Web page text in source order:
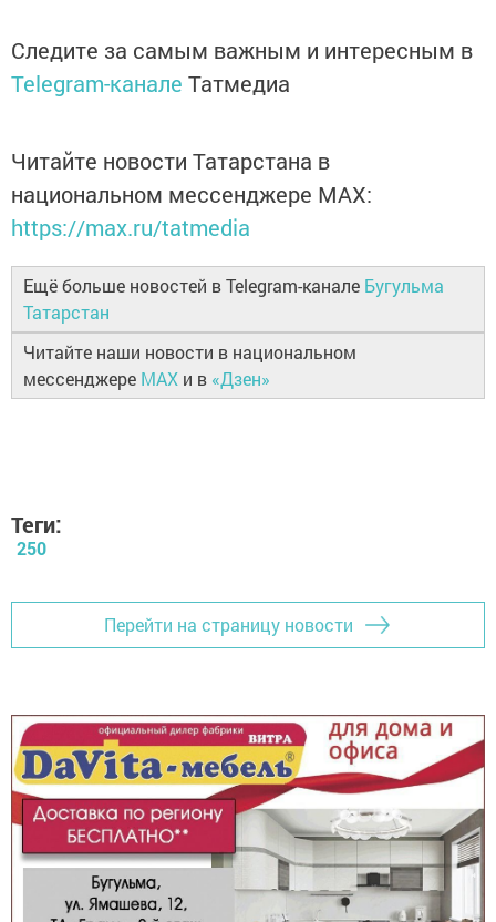
Следите за самым важным и интересным в
Telegram-канале Татмедиа
Читайте новости Татарстана в
национальном мессенджере MАХ:
https://max.ru/tatmedia
Ещё больше новостей в Telegram-канале Бугульма
Татарстан
Читайте наши новости в национальном
мессенджере MAX и в «Дзен»
Теги:
250
Перейти на страницу новости